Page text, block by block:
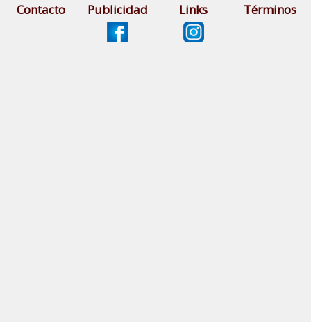
Contacto Publicidad Links Términos